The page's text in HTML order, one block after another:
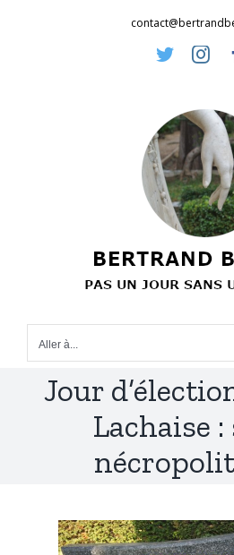
Twitter
Aller à...
Jour
Lachaise